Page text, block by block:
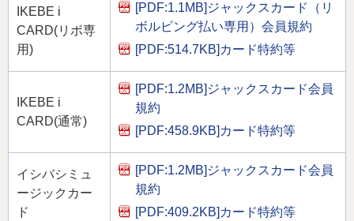
IKEBE i
CARD(リボ専
用)
[PDF:1.1MB] ジャックスカード（リ
ボルビング払い専用）会員規約
[PDF:514.7KB] カード特約等
IKEBE i
CARD(通常)
[PDF:1.2MB] ジャックスカード会員
規約
[PDF:458.9KB] カード特約等
イシバシミュ
ージックカー
ド
[PDF:1.2MB] ジャックスカード会員
規約
[PDF:409.2KB] カード特約等